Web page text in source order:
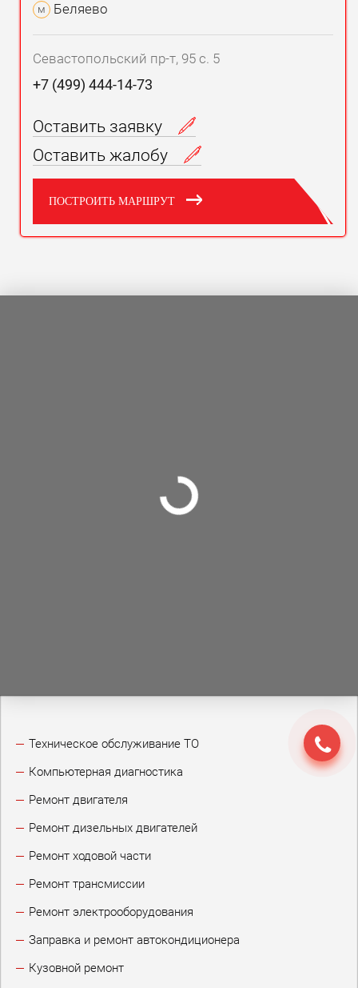
м Беляево
Севастопольский пр-т, 95 с. 5
+7 (499) 444-14-73
Оставить заявку
Оставить жалобу
ПОСТРОИТЬ МАРШРУТ
Техническое обслуживание ТО
Компьютерная диагностика
Ремонт двигателя
Ремонт дизельных двигателей
Ремонт ходовой части
Ремонт трансмиссии
Ремонт электрооборудования
Заправка и ремонт автокондиционера
Кузовной ремонт